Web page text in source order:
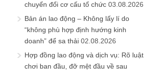
chuyển đổi cơ cấu tổ chức 03.08.2026
Bản án lao động – Không lấy lí do
“không phù hợp định hướng kinh
doanh” để sa thải 02.08.2026
Hợp đồng lao động và dịch vụ: Rõ luật
chơi ban đầu, đỡ mệt đầu về sau